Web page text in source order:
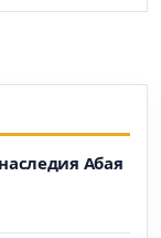
Абая